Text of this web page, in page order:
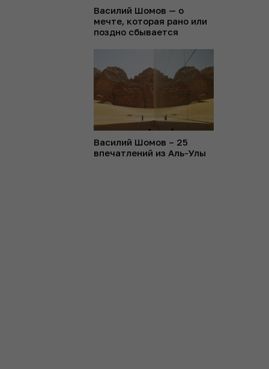
Василий Шомов — о
мечте, которая рано или
поздно сбывается
Василий Шомов – 25
впечатлений из Аль-Улы